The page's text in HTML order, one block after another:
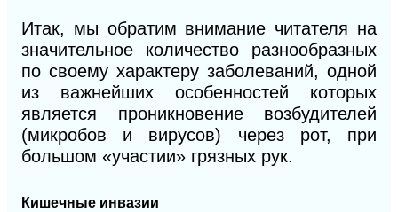
Итак, мы обратим внимание читателя на
значительное количество разнообразных
по своему характеру заболеваний, одной
из важнейших особенностей которых
является проникновение возбудителей
(микробов и вирусов) через рот, при
большом «участии» грязных рук.
Кишечные инвазии